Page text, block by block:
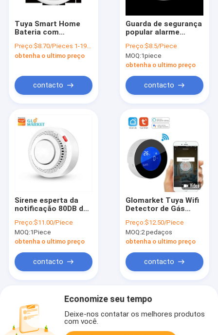
Tuya Smart Home
Bateria com
Fonte de
alimentação
de fumaça
Preço:$8.70/Pieces 1-199 Pieces
obtenha o ultimo preço
contacto
Guarda de segurança
popular alarme
de fumaça
independente sensor
de alarme de fumaça
contra incêndio
Preço:$8.5/Piece
MOQ:1piece
obtenha o ultimo preço
contacto
Sirene esperta da
notificação 80DB de
remoto do controle
do APP do detector
de fumo de Tuya WiFi
Preço:$11.00/Piece
MOQ:1Piece
obtenha o ultimo preço
contacto
Glomarket Tuya Wifi
Detector de Gás
GSM Lcd Alarme
Digital Sensor de
Vazamento Detector
Gás
Preço:$12.50/Piece
MOQ:2 pedaços
obtenha o ultimo preço
contacto
Economize seu tempo
Deixe-nos contatar os melhores produtos
com você.